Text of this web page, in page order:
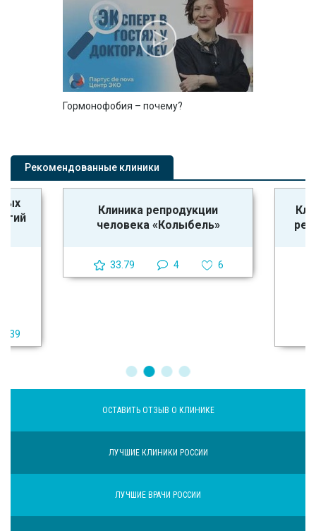
Гормонофобия – почему?
Рекомендованные клиники
39
Клиника репродукции
человека «Колыбель»
33.79 4 6
ОСТАВИТЬ ОТЗЫВ О КЛИНИКЕ
ЛУЧШИЕ КЛИНИКИ РОССИИ
ЛУЧШИЕ ВРАЧИ РОССИИ